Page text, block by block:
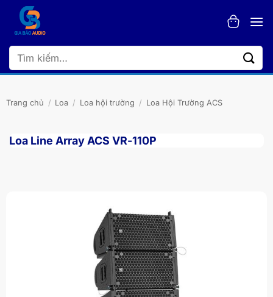
dung
Tìm
kiếm:
Trang chủ / Loa / Loa hội trường / Loa Hội Trường ACS
Loa Line Array ACS VR-110P